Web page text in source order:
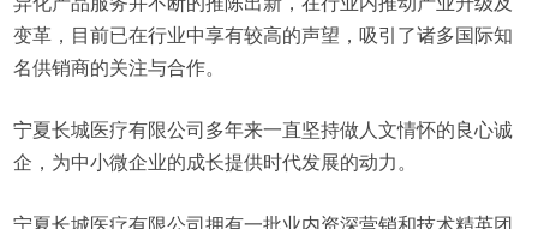
变革，目前已在行业中享有较高的声望，吸引了诸多国际知
名供销商的关注与合作。
宁夏长城医疗有限公司多年来一直坚持做人文情怀的良心诚
企，为中小微企业的成长提供时代发展的动力。
宁夏长城医疗有限公司拥有一批业内资深营销和技术精英团